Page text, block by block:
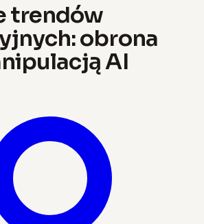
trendów
obrona
AI